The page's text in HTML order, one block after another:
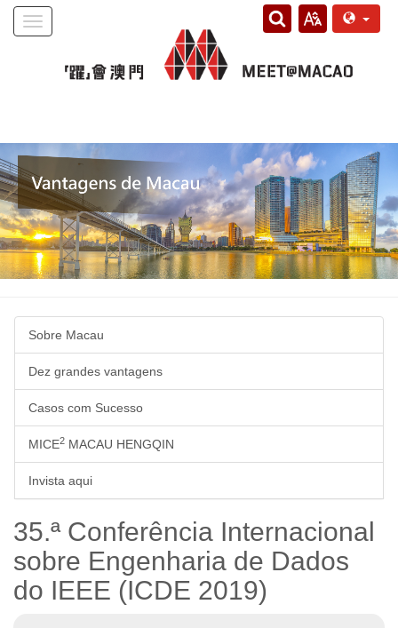
Toggle
Sobre Macau
Dez grandes vantagens
Casos com Sucesso
MICE2 MACAU HENGQIN
Invista aqui
35.ª Conferência Internacional
sobre Engenharia de Dados
do IEEE (ICDE 2019)